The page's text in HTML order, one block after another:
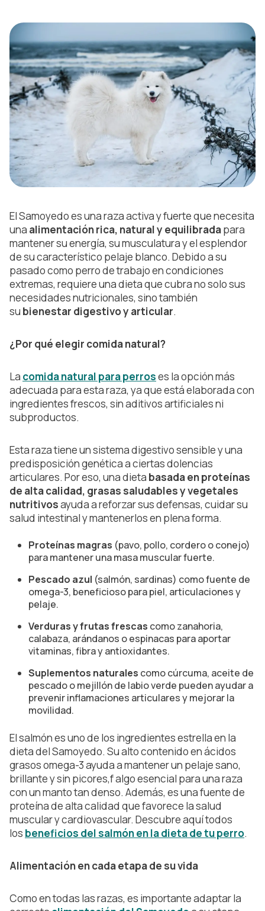
El Samoyedo es una raza activa y fuerte que necesita
una alimentación rica, natural y equilibradapara
mantener su energía, su musculatura y el esplendor
de su característico pelaje blanco. Debido a su
pasado como perro de trabajo en condiciones
extremas, requiere una dieta que cubra no solo sus
necesidades nutricionales, sino también
su bienestar digestivo y articular.
¿Por qué elegir comida natural?
La comida natural para perroses la opción más
adecuada para esta raza, ya que está elaborada con
ingredientes frescos, sin aditivos artificiales ni
subproductos.
Esta raza tiene un sistema digestivo sensible y una
predisposición genética a ciertas dolencias
articulares. Por eso, una dieta basada en proteínas
de alta calidad, grasas saludables y vegetales
nutritivosayuda a reforzar sus defensas, cuidar su
salud intestinal y mantenerlos en plena forma.
Proteínas magras (pavo, pollo, cordero o conejo)
para mantener una masa muscular fuerte.
Pescado azul (salmón, sardinas) como fuente de
omega-3, beneficioso para piel, articulaciones y
pelaje.
Verduras y frutas frescas como zanahoria,
calabaza, arándanos o espinacas para aportar
vitaminas, fibra y antioxidantes.
Suplementos naturales como cúrcuma, aceite de
pescado o mejillón de labio verde pueden ayudar a
prevenir inflamaciones articulares y mejorar la
movilidad.
El salmón es uno de los ingredientes estrella en la
dieta del Samoyedo. Su alto contenido en ácidos
grasos omega-3 ayuda a mantener un pelaje sano,
brillante y sin picores,f algo esencial para una raza
con un manto tan denso. Además, es una fuente de
proteína de alta calidad que favorece la salud
muscular y cardiovascular. Descubre aquí todos
los beneficios del salmón en la dieta de tu perro.
Alimentación en cada etapa de su vida
Como en todas las razas, es importante adaptar la